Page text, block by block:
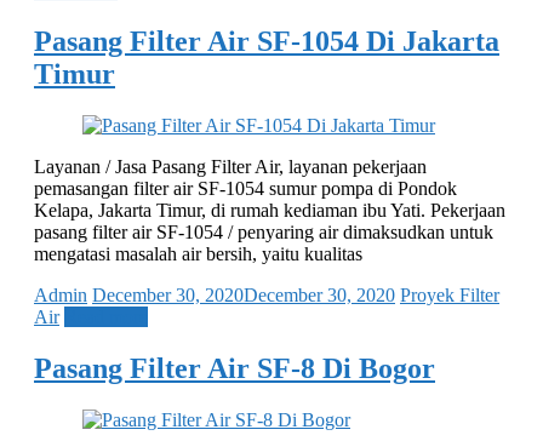
Pasang Filter Air SF-1054 Di Jakarta
Timur
Layanan / Jasa Pasang Filter Air, layanan pekerjaan
pemasangan filter air SF-1054 sumur pompa di Pondok
Kelapa, Jakarta Timur, di rumah kediaman ibu Yati. Pekerjaan
pasang filter air SF-1054 / penyaring air dimaksudkan untuk
mengatasi masalah air bersih, yaitu kualitas
Admin December 30, 2020December 30, 2020 Proyek Filter
Air
Pasang Filter Air SF-8 Di Bogor